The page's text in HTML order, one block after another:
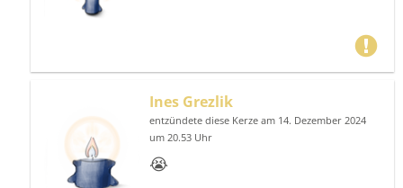
Ines Grezlik
entzündete diese Kerze am 14. Dezember 2024
um 20.53 Uhr
😭